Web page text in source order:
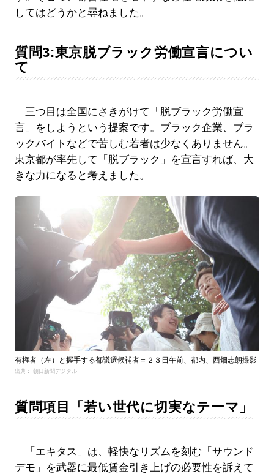
してはどうかと尋ねました。
質問3:東京脱ブラック労働宣言につい
て
三つ目は全国にさきがけて「脱ブラック労働宣
言」をしようという提案です。ブラック企業、ブラ
ックバイトなどで苦しむ若者は少なくありません。
東京都が率先して「脱ブラック」を宣言すれば、大
きな力になると考えました。
有権者（左）と握手する都議選候補者＝２３日午前、都内、西畑志朗撮影
出典： 朝日新聞デジタル
質問項目「若い世代に切実なテーマ」
「エキタス」は、軽快なリズムを刻む「サウンド
デモ」を武器に最低賃金引き上げの必要性を訴えて